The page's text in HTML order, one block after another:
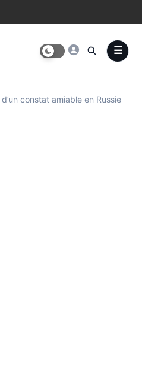
constat amiable en Russie